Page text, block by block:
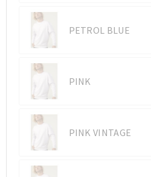
PETROL BLUE
PINK
PINK VINTAGE